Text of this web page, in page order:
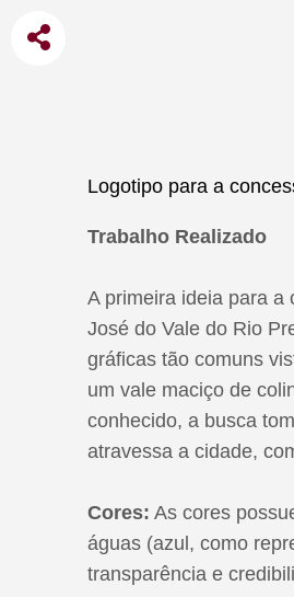
Logotipo para a
Trabalho Realizado
A primeira ideia para a
José do Vale do Rio
gráficas tão comuns
um vale maciço de
conhecido, a busca
atravessa a cidade,
Cores: As cores
águas (azul, como
transparência e